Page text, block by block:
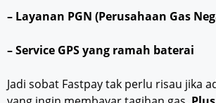
– Layanan PGN (Perusahaan Gas
– Service GPS yang ramah baterai
Jadi sobat Fastpay tak perlu risau jika